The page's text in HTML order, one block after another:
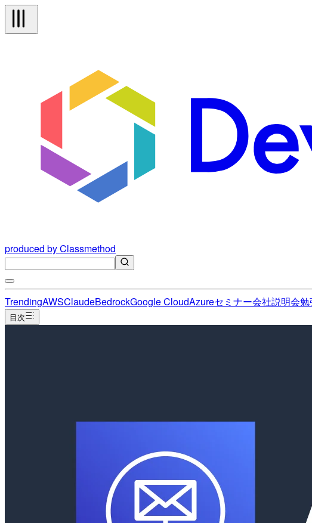
produced by Classmethod
TrendingAWSClaudeBedrockGoogle CloudAzureセミナー会社説明会勉
目次